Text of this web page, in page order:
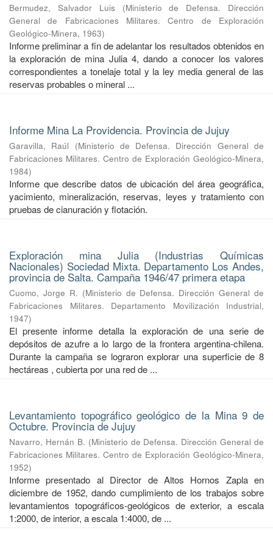
Bermudez, Salvador Luis (Ministerio de Defensa. Dirección
General de Fabricaciones Militares. Centro de Exploración
Geológico-Minera, 1963)
Informe preliminar a fin de adelantar los resultados obtenidos en
la exploración de mina Julia 4, dando a conocer los valores
correspondientes a tonelaje total y la ley media general de las
reservas probables o mineral ...
Informe Mina La Providencia. Provincia de Jujuy
Garavilla, Raúl (Ministerio de Defensa. Dirección General de
Fabricaciones Militares. Centro de Exploración Geológico-Minera,
1984)
Informe que describe datos de ubicación del área geográfica,
yacimiento, mineralización, reservas, leyes y tratamiento con
pruebas de cianuración y flotación.
Exploración mina Julia (Industrias Químicas
Nacionales) Sociedad Mixta. Departamento Los Andes,
provincia de Salta. Campaña 1946/47 primera etapa
Cuomo, Jorge R. (Ministerio de Defensa. Dirección General de
Fabricaciones Militares. Departamento Movilización Industrial,
1947)
El presente informe detalla la exploración de una serie de
depósitos de azufre a lo largo de la frontera argentina-chilena.
Durante la campaña se lograron explorar una superficie de 8
hectáreas , cubierta por una red de ...
Levantamiento topográfico geológico de la Mina 9 de
Octubre. Provincia de Jujuy
Navarro, Hernán B. (Ministerio de Defensa. Dirección General de
Fabricaciones Militares. Centro de Exploración Geológico-Minera,
1952)
Informe presentado al Director de Altos Hornos Zapla en
diciembre de 1952, dando cumplimiento de los trabajos sobre
levantamientos topográficos-geológicos de exterior, a escala
1:2000, de interior, a escala 1:4000, de ...